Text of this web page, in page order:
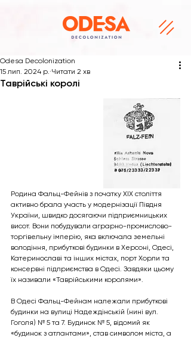
Таврійські королі
Odesa Decolonization
15 лип. 2024 р. Читати 2 хв
Родина Фальц-Фейнів з початку XIX століття
активно брала участь у модернізації Півдня
України, швидко досягаючи підприємницьких
висот. Вони побудували аграрно-промислово-
торгівельну імперію, яка включала земельні
володіння, прибуткові будинки в Херсоні, Одесі,
Катеринославі та інших містах, порт Хорли та
консервні підприємства в Одесі. Завдяки цьому
їх називали «Таврійськими королями».
В Одесі Фальц-Фейнам належали прибуткові
будинки на вулиці Надеждінській (нині вул.
Гоголя) № 5 та 7. Будинок № 5, відомий як
«будинок з атлантами», став символом міста, а